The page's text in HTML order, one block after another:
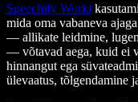
Speechify Worki
mida oma vabaneva
— allikate leidmine,
— võtavad aega, kuid ei
hinnangut ega
ülevaatus, tõlgendamine